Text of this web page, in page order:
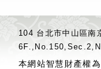
104 台北市中山區
本網站智慧財產權